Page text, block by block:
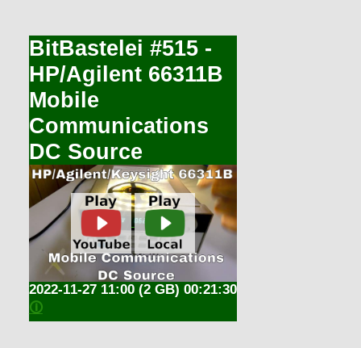
BitBastelei #515 -
HP/Agilent 66311B
Mobile
Communications
DC Source
(2 GB) 00:21:30
2022-11-27 11:00
🛈